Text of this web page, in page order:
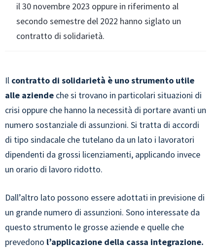
il 30 novembre 2023 oppure in riferimento al
secondo semestre del 2022 hanno siglato un
contratto di solidarietà.
Il contratto di solidarietà è uno strumento utile
alle aziende che si trovano in particolari situazioni di
crisi oppure che hanno la necessità di portare avanti un
numero sostanziale di assunzioni. Si tratta di accordi
di tipo sindacale che tutelano da un lato i lavoratori
dipendenti da grossi licenziamenti, applicando invece
un orario di lavoro ridotto.
Dall’altro lato possono essere adottati in previsione di
un grande numero di assunzioni. Sono interessate da
questo strumento le grosse aziende e quelle che
prevedono l’applicazione della cassa integrazione.